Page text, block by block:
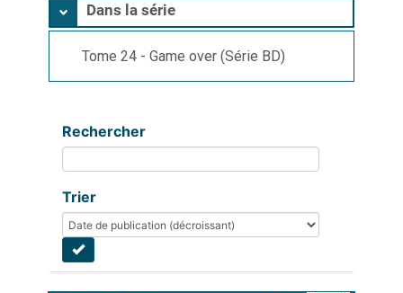
Dans la série
Tome 24 - Game over (Série BD)
Rechercher
Trier